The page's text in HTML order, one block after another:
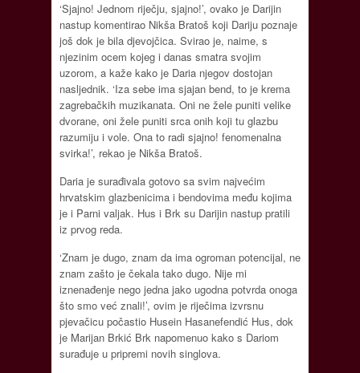
‘Sjajno! Jednom riječju, sjajno!’, ovako je Darijin
nastup komentirao Nikša Bratoš koji Dariju poznaje
još dok je bila djevojčica. Svirao je, naime, s
njezinim ocem kojeg i danas smatra svojim
uzorom, a kaže kako je Daria njegov dostojan
nasljednik. ‘Iza sebe ima sjajan bend, to je krema
zagrebačkih muzikanata. Oni ne žele puniti velike
dvorane, oni žele puniti srca onih koji tu glazbu
razumiju i vole. Ona to radi sjajno! fenomenalna
svirka!’, rekao je Nikša Bratoš.
Daria je surađivala gotovo sa svim najvećim
hrvatskim glazbenicima i bendovima među kojima
je i Parni valjak. Hus i Brk su Darijin nastup pratili
iz prvog reda.
‘Znam je dugo, znam da ima ogroman potencijal, ne
znam zašto je čekala tako dugo. Nije mi
iznenađenje nego jedna jako ugodna potvrda onoga
što smo već znali!’, ovim je riječima izvrsnu
pjevačicu počastio Husein Hasanefendić Hus, dok
je Marijan Brkić Brk napomenuo kako s Dariom
surađuje u pripremi novih singlova.